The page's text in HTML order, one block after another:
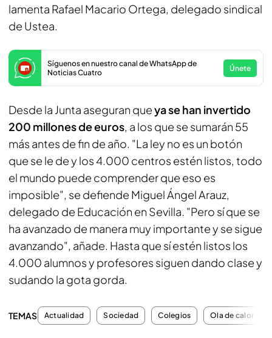
lamenta Rafael Macario Ortega, delegado sindical
de Ustea.
Síguenos en nuestro canal de WhatsApp de
Noticias Cuatro
Únete
Desde la Junta aseguran queya se han invertido
200 millones de euros, a los que se sumarán 55
más antes de fin de año. "La ley no es un botón
que se le de y los 4.000 centros estén listos, todo
el mundo puede comprender que eso es
imposible", se defiende Miguel Ángel Arauz,
delegado de Educación en Sevilla. "Pero sí que se
ha avanzado de manera muy importante y se sigue
avanzando", añade. Hasta que sí estén listos los
4.000 alumnos y profesores siguen dando clase y
sudando la gota gorda.
TEMAS Actualidad Sociedad Colegios Ola de calor